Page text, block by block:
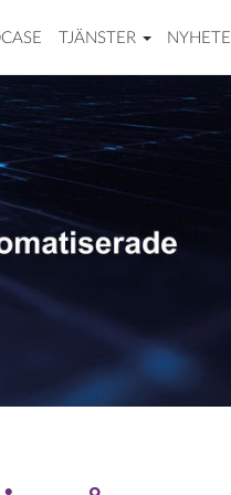
TJÄNSTER